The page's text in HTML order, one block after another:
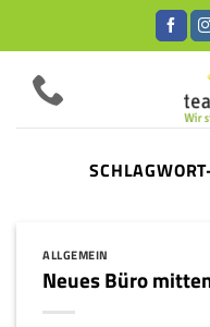
ALLGEMEIN
Neues Büro